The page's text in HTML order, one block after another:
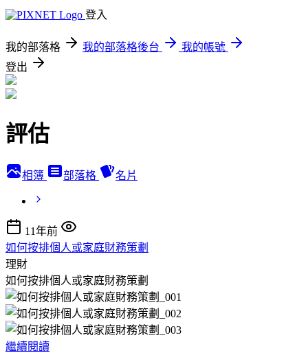
登入
我的部落格 我的部落格後台
我的帳號
登出
評估
相簿 部落格 名片
11年前
如何按排個人或家庭財務策劃
理財
如何按排個人或家庭財務策劃
繼續閱讀